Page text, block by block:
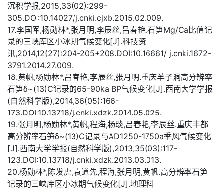
沉积学报,2015,33(02):299-
305.DOI:10.14027/j.cnki.cjxb.2015.02.009.
17.李国军,杨勋林*,张月明,李辰丝,吕春艳.石笋Mg/Ca比值记
录的三峡库区小冰期气候变化[J].科技资
讯,2014,12(27):204-205+208.DOI:10.16661/ j.cnki.1672-
3791.2014.27.009.
18.黄帆,杨勋林*,吕春艳,李辰丝,张月明.重庆羊子洞高分辨率
石笋δ~(13)C记录的65-90ka BP气候变化[J].西南大学学报
(自然科学版),2014,36(05):166-
173.DOI:10.13718/j.cnki.xdzk.2014.05.025.
19.张月明,杨勋林*,黄帆,程海,杨琰,吕春艳,李辰丝.重庆丰都
高分辨率石笋δ~(13)C记录与AD1250-1750a季风气候变化
[J].西南大学学报(自然科学版),2013,35(03):117-
123.DOI:10.13718/j.cnki.xdzk.2013.03.013.
20.杨勋林*,陈发虎,袁道先,程海,张月明,黄帆.高分辨率石笋
记录的三峡库区小冰期气候变化[J].地理科